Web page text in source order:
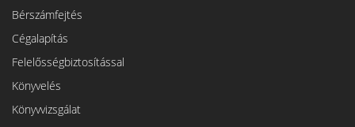
Bérszámfejtés
Cégalapítás
Felelősségbiztosítással
Könyvelés
Könyvvizsgálat